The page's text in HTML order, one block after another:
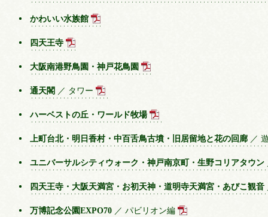
かわいい水族館
四天王寺
大阪南港野鳥園・神戸花鳥園
通天閣 ／ タワー
ハーベストの丘・ワールド牧場
上町台北・明日香村・中百舌鳥古墳・旧居留地と花の回廊 ／
ユニバーサルシティウォーク・神戸南京町・生野コリアタウン
四天王寺・大阪天満宮・お初天神・道明寺天満宮・あびこ観音
万博記念公園EXPO70 ／ パビリオン編